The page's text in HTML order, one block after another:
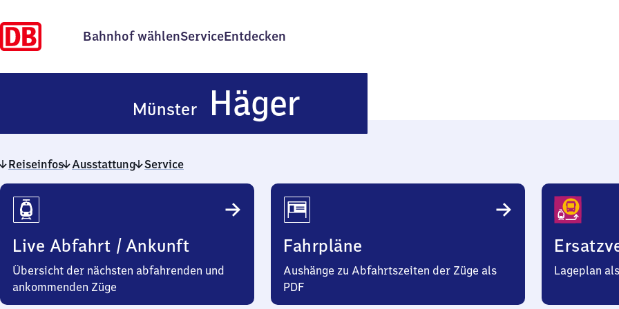
Bahnhof wählenServiceEntdecken
Münster HägerMünster-
Häger
Reiseinfos Ausstattung Service
Reiseinfos
Live Abfahrt / Ankunft
Übersicht der nächsten abfahrenden und
ankommenden Züge
Fahrpläne
Aushänge zu Abfahrtszeiten der Züge als
PDF
Lageplan